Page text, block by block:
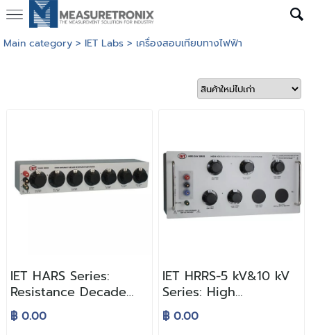
Main category> IET Labs> เครื่องสอบเทียบทางไฟฟ้า
IET HARS Series:
Resistance Decade
Box
฿ 0.00
IET HRRS-5 kV&10 kV
Series: High
Resistance Decade
Box
฿ 0.00